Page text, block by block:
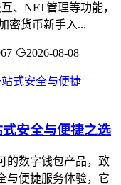
、NFT管理等功能，
密货币新手入...
2026-08-08
安全与便捷之选
的数字钱包产品，致
与便捷服务体验，它